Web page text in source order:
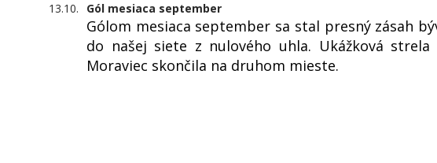
13.10. Gól mesiaca september
Gólom mesiaca september sa stal presný zásah
do našej siete z nulového uhla. Ukážková
Moraviec skončila na druhom mieste.